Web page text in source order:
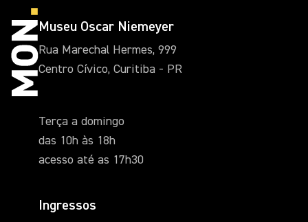
Museu Oscar Niemeyer
Rua Marechal Hermes, 999
Centro Cívico, Curitiba - PR
Terça a domingo
das 10h às 18h
acesso até as 17h30
Ingressos